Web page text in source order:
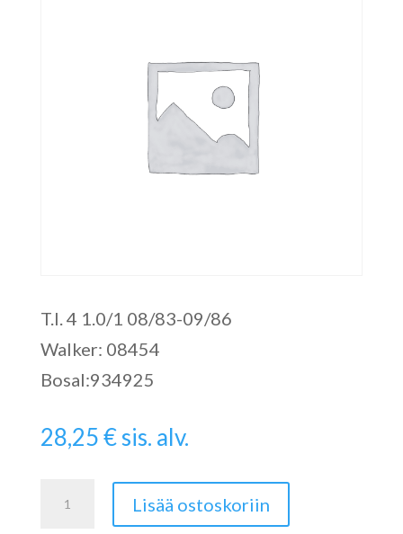
T.I. 4 1.0/1 08/83-09/86
Walker: 08454
Bosal:934925
28,25€sis. alv.
Lisää ostoskoriin